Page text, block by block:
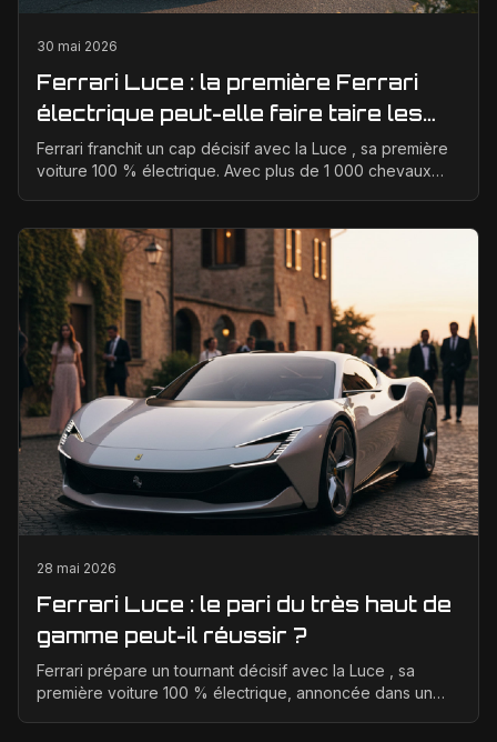
30 mai 2026
Ferrari Luce : la première Ferrari
électrique peut-elle faire taire les
critiques sur son design ?
Ferrari franchit un cap décisif avec la Luce , sa première
voiture 100 % électrique. Avec plus de 1 000 chevaux
28 mai 2026
Ferrari Luce : le pari du très haut de
gamme peut-il réussir ?
Ferrari prépare un tournant décisif avec la Luce , sa
première voiture 100 % électrique, annoncée dans un